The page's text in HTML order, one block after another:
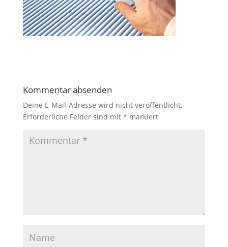
Kommentar absenden
Deine E-Mail-Adresse wird nicht veröffentlicht.
Erforderliche Felder sind mit * markiert